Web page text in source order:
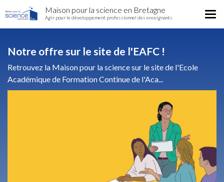
Région
au
Maison pour la science en Bretagne
Agir pour le développement professionnel des enseignants
Notre offre sur le site de l'EAFC !
Retrouvez la Maison pour la science sur le site de l'Ecole
Académique de Formation Continue de l'Aca...